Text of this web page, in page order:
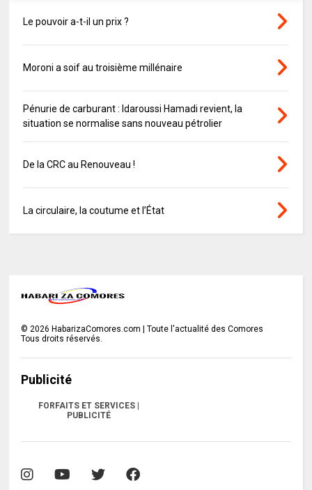
Le pouvoir a-t-il un prix ?
Moroni a soif au troisième millénaire
Pénurie de carburant : Idaroussi Hamadi revient, la
situation se normalise sans nouveau pétrolier
De la CRC au Renouveau !
La circulaire, la coutume et l’État
©2026 HabarizaComores.com | Toute l'actualité des Comores
Tous droits réservés.
Publicité
FORFAITS ET SERVICES |
PUBLICITÉ